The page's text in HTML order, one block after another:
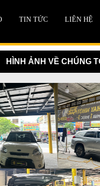
TIN TỨC LIÊN HỆ
HÌNH ẢNH VỀ CHÚNG